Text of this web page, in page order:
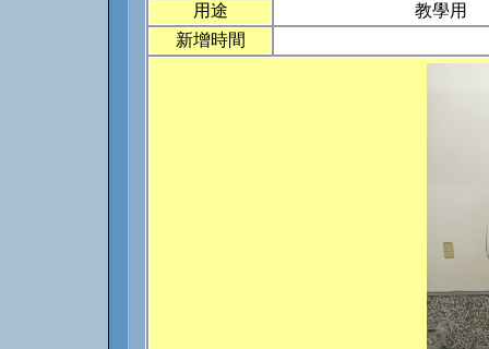
用途
教學用
新增時間